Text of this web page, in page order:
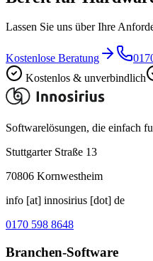
Lassen Sie uns über Ihre
Kostenlose Beratung
Kostenlos & unverbindlich
Softwarelösungen, die einfach
Stuttgarter Straße 13
70806 Kornwestheim
info [at] innosirius [dot] de
0170 598 8648
Branchen-Software